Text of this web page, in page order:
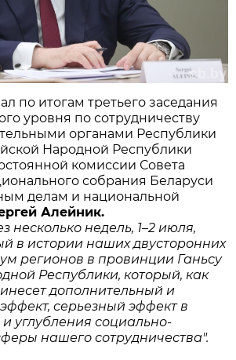
по итогам третьего заседания
уровня по сотрудничеству
органами Республики
Народной Республики
комиссии Совета
собрания Беларуси
делам и национальной
Алейник.
несколько недель, 1–2 июля,
в истории наших двусторонних
регионов в провинции Ганьсу
Республики, который, как
дополнительный и
серьезный эффект в
углубления социально-
нашего сотрудничества".